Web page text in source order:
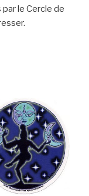
le Cercle de